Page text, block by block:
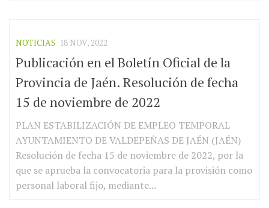
NOTICIAS 18 NOV, 2022
Publicación en el Boletín Oficial de la
Provincia de Jaén. Resolución de fecha
15 de noviembre de 2022
PLAN ESTABILIZACIÓN DE EMPLEO TEMPORAL
AYUNTAMIENTO DE VALDEPEÑAS DE JAÉN (JAÉN)
Resolución de fecha 15 de noviembre de 2022, por la
que se aprueba la convocatoria para la provisión como
personal laboral fijo, mediante...